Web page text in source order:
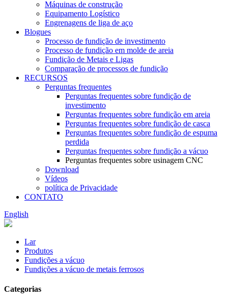
Máquinas de construção
Equipamento Logístico
Engrenagens de liga de aço
Blogues
Processo de fundição de investimento
Processo de fundição em molde de areia
Fundição de Metais e Ligas
Comparação de processos de fundição
RECURSOS
Perguntas frequentes
Perguntas frequentes sobre fundição de
investimento
Perguntas frequentes sobre fundição em areia
Perguntas frequentes sobre fundição de casca
Perguntas frequentes sobre fundição de espuma
perdida
Perguntas frequentes sobre fundição a vácuo
Perguntas frequentes sobre usinagem CNC
Download
Vídeos
política de Privacidade
CONTATO
English
Lar
Produtos
Fundições a vácuo
Fundições a vácuo de metais ferrosos
Categorias